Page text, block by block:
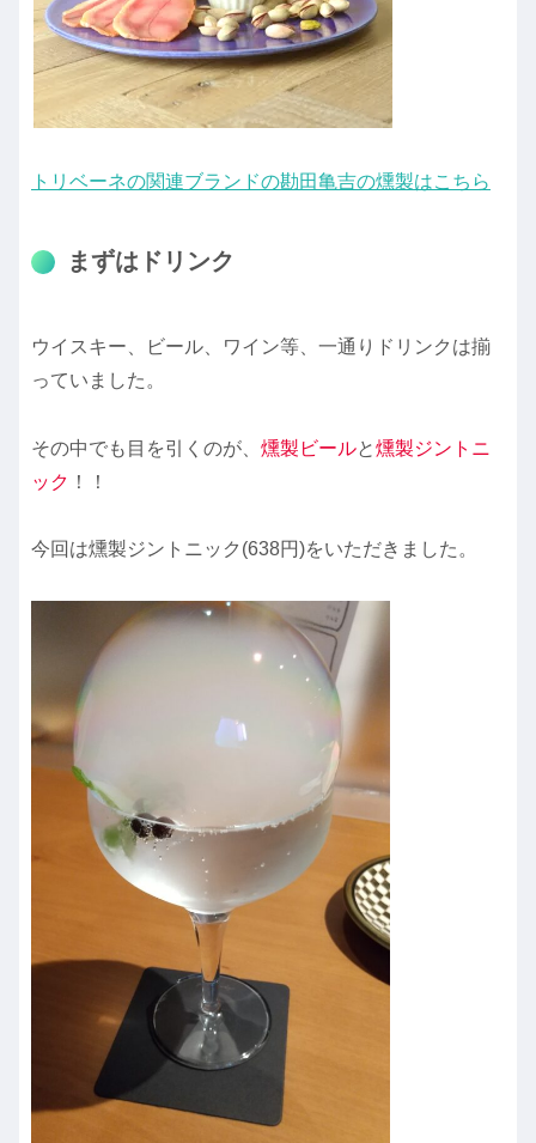
トリベーネの関連ブランドの勘田亀吉の燻製はこちら
まずはドリンク
ウイスキー、ビール、ワイン等、一通りドリンクは揃
っていました。
その中でも目を引くのが、 燻製ビールと燻製ジントニ
ック ！！
今回は燻製ジントニック(638円)をいただきました。